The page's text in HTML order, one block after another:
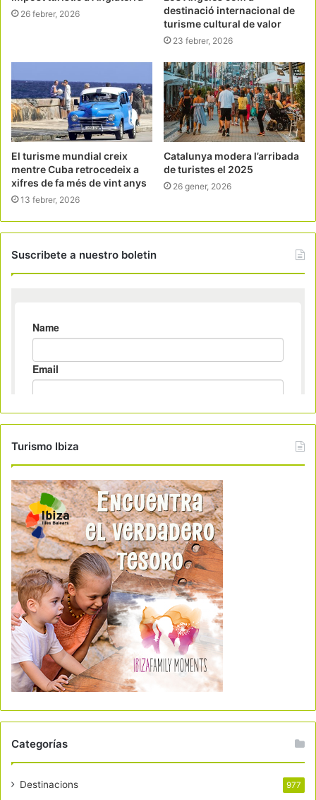
26 febrer, 2026
destinació internacional de
turisme cultural de valor
23 febrer, 2026
El turisme mundial creix
mentre Cuba retrocedeix a
xifres de fa més de vint anys
13 febrer, 2026
Catalunya modera l’arribada
de turistes el 2025
26 gener, 2026
Suscribete a nuestro boletin
Turismo Ibiza
Categorías
Destinacions 977